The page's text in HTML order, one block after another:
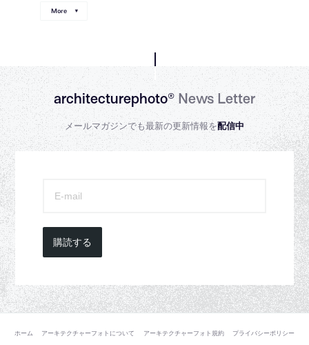
More
architecturephoto®News Letter
メールマガジンでも最新の更新情報を配信中
購読する
ホーム アーキテクチャーフォトについて アーキテクチャーフォト規約 プライバシーポリシー